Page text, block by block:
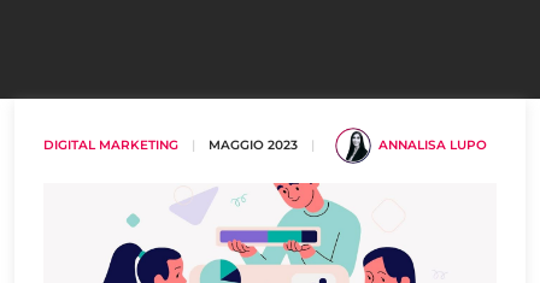
DIGITAL MARKETING | MAGGIO 2023 | ANNALISA LUPO